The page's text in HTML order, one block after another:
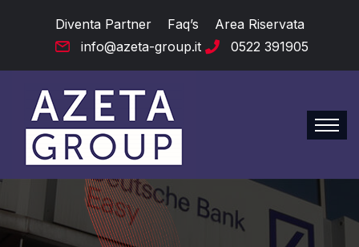
Diventa Partner Faq’s
Area Riservata
info@azeta-group.it
0522 391905